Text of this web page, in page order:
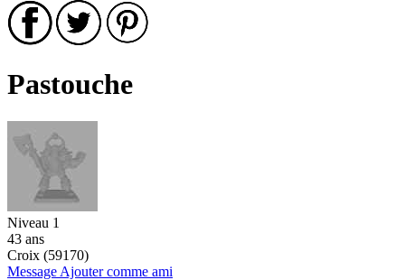
Pastouche
Niveau 1
43 ans
Croix (59170)
Message Ajouter comme ami